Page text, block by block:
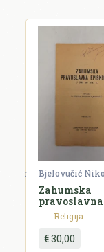
E-mail se ne
Ocjena *
Komentar *
Bjelovučić
Zahumska
pravoslavna
episkopija u
XIV. v.
Religija
€ 30,00